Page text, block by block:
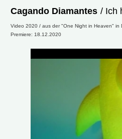
Cagando Diamantes / Ich
Video 2020 / aus der "One Night in Heaven" in
Premiere: 18.12.2020